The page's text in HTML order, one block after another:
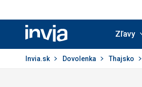
Invia.sk
Zľavy
Invia.sk Dovolenka Thajsko